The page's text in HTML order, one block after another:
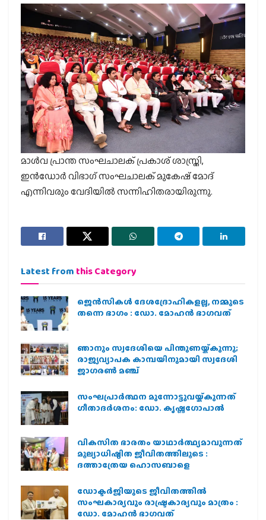
മാള്‍വ പ്രാന്ത സംഘചാലക് പ്രകാശ് ശാസ്ത്രി,
ഇന്‍ഡോര്‍ വിഭാഗ് സംഘചാലക് മുകേഷ് മോദ്
എന്നിവരും വേദിയില്‍ സന്നിഹിതരായിരുന്നു.
Latest from this Category
ജെന്‍സികള്‍ ദേശദ്രോഹികളല്ല, നമ്മുടെ
തന്നെ ഭാഗം : ഡോ. മോഹന്‍ ഭാഗവത്
ഞാനും സ്വദേശിയെ പിന്തുണയ്ക്കുന്നു;
രാജ്യവ്യാപക കാമ്പയിനുമായി സ്വദേശി
ജാഗരണ്‍ മഞ്ച്
സംഘപ്രാര്‍ത്ഥന മുന്നോട്ടുവയ്ക്കുന്നത്
ഗീതാദര്‍ശനം: ഡോ. കൃഷ്ണഗോപാല്‍
വികസിത ഭാരതം യാഥാർത്ഥ്യമാവുന്നത്
മൂല്യാധിഷ്ഠിത ജീവിതത്തിലൂടെ :
ദത്താത്രേയ ഹൊസബാളെ
ഡോക്ടർജിയുടെ ജീവിതത്തിൽ
സംഘകാര്യവും രാഷ്ട്രകാര്യവും മാത്രം :
ഡോ. മോഹൻ ഭാഗവത്